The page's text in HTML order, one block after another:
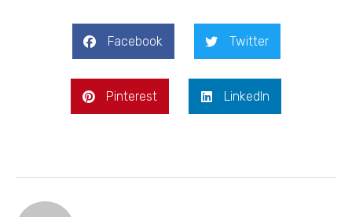
Facebook Twitter
Pinterest LinkedIn